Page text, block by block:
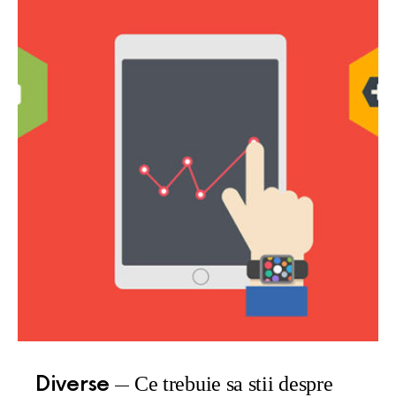
Diverse Ce trebuie sa stii despre